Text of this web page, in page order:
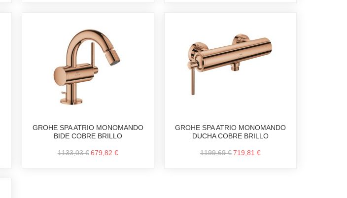
GROHE SPA ATRIO MONOMANDO
BIDE COBRE BRILLO
1133,03 € 679,82 €
GROHE SPA ATRIO MONOMANDO
DUCHA COBRE BRILLO
1199,69 €719,81 €